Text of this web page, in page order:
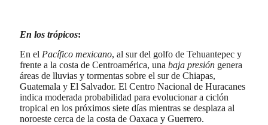
En los trópicos:
En el Pacífico mexicano, al sur del golfo de Tehuantepec y
frente a la costa de Centroamérica, una baja presión genera
áreas de lluvias y tormentas sobre el sur de Chiapas,
Guatemala y El Salvador. El Centro Nacional de Huracanes
indica moderada probabilidad para evolucionar a ciclón
tropical en los próximos siete días mientras se desplaza al
noroeste cerca de la costa de Oaxaca y Guerrero.